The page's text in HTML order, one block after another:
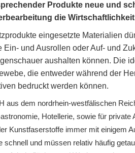
Produkte neue und
die
eingesetzte Materialien
Ein- und Ausrollen oder Auf- und
aushalten können. Die
die entweder während der
bedruckt werden können.
aus dem nordrhein-westfälischen
Hotellerie, sowie für
Kunstfaserstoffe immer mit einigem
schnell und müssen relativ häufig